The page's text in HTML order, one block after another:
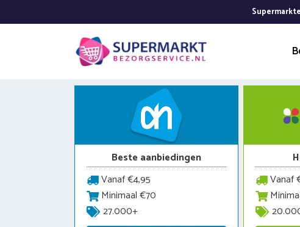
naar
Beste aanbiedingen
Vanaf €4,95
Minimaal €70
27.000+
Vanaf